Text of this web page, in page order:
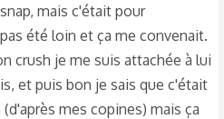
mais c'était pour
été loin et ça me convenait.
crush je me suis attachée à lui
et puis bon je sais que c'était
mes copines) mais ça